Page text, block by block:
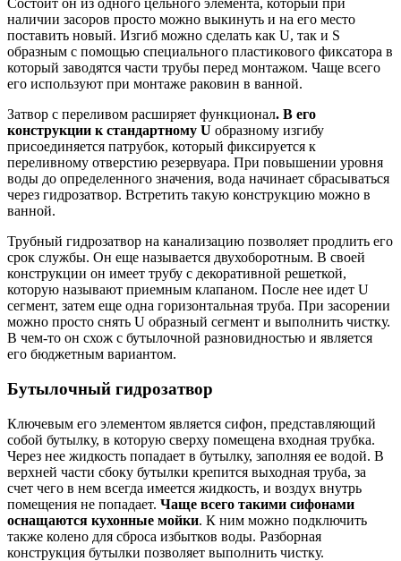
Состоит он из одного цельного элемента, который при
наличии засоров просто можно выкинуть и на его место
поставить новый. Изгиб можно сделать как U, так и S
образным с помощью специального пластикового фиксатора в
который заводятся части трубы перед монтажом. Чаще всего
его используют при монтаже раковин в ванной.
Затвор с переливом расширяет функционал. В его
конструкции к стандартному U образному изгибу
присоединяется патрубок, который фиксируется к
переливному отверстию резервуара. При повышении уровня
воды до определенного значения, вода начинает сбрасываться
через гидрозатвор. Встретить такую конструкцию можно в
ванной.
Трубный гидрозатвор на канализацию позволяет продлить его
срок службы. Он еще называется двухоборотным. В своей
конструкции он имеет трубу с декоративной решеткой,
которую называют приемным клапаном. После нее идет U
сегмент, затем еще одна горизонтальная труба. При засорении
можно просто снять U образный сегмент и выполнить чистку.
В чем-то он схож с бутылочной разновидностью и является
его бюджетным вариантом.
Бутылочный гидрозатвор
Ключевым его элементом является сифон, представляющий
собой бутылку, в которую сверху помещена входная трубка.
Через нее жидкость попадает в бутылку, заполняя ее водой. В
верхней части сбоку бутылки крепится выходная труба, за
счет чего в нем всегда имеется жидкость, и воздух внутрь
помещения не попадает. Чаще всего такими сифонами
оснащаются кухонные мойки. К ним можно подключить
также колено для сброса избытков воды. Разборная
конструкция бутылки позволяет выполнить чистку.